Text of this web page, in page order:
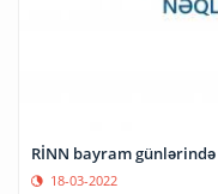
18-03-2022